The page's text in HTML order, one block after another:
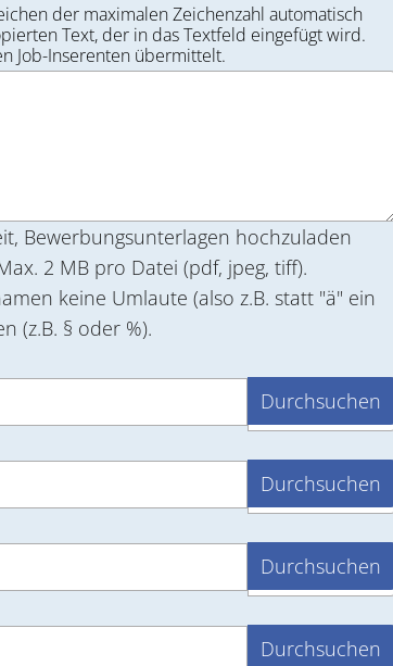
der maximalen Zeichenzahl automatisch
Text, der in das Textfeld eingefügt wird.
Job-Inserenten übermittelt.
Bewerbungsunterlagen hochzuladen
jpeg, tiff).
keine Umlaute (also z.B. statt "ä" ein
(z.B. § oder %).